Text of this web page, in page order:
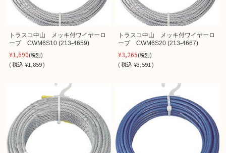
トラスコ中山 メッキ付ワイヤーロ
ープ CWM6S10 (213-4659)
¥1,690(税別)
(税込¥1,859 )
トラスコ中山 メッキ付ワイヤーロ
ープ CWM6S20 (213-4667)
¥3,265(税別)
(税込 ¥3,591 )